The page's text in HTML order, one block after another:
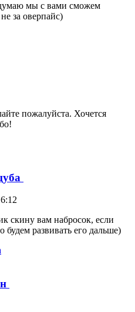
мы с вами сможем
за оверпайс)
пожалуйста. Хочется
скину вам набросок, если
будем развивать его дальше)